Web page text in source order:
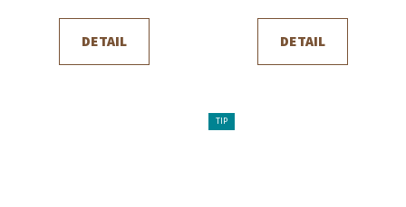
DETAIL DETAIL
TIP